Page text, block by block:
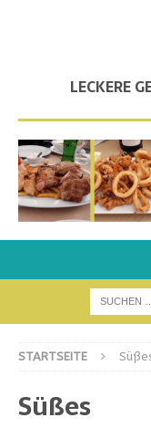
LECKERE
STARTSEITE
Süßes